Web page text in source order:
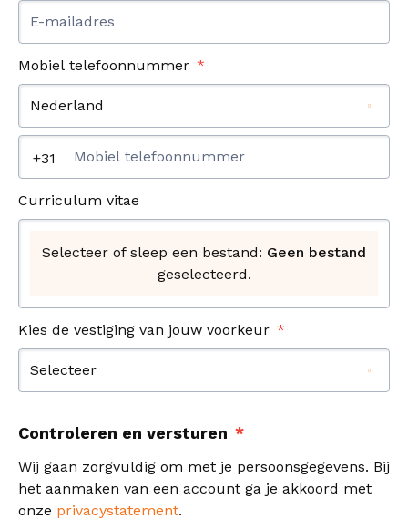
Mobiel telefoonnummer
Nederland
+31
Curriculum vitae
Selecteer of sleep een bestand: Geen bestand
geselecteerd.
Kies de vestiging van jouw voorkeur
Selecteer
Controleren en versturen
Wij gaan zorgvuldig om met je persoonsgegevens. Bij
het aanmaken van een account ga je akkoord met
onze privacystatement.